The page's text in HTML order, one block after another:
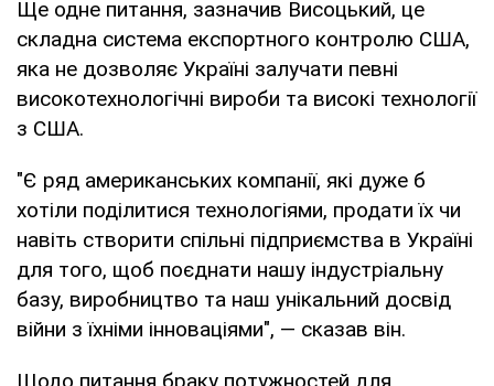
Ще одне питання, зазначив Висоцький, це
складна система експортного контролю США,
яка не дозволяє Україні залучати певні
високотехнологічні вироби та високі технології
з США.
"Є ряд американських компанії, які дуже б
хотіли поділитися технологіями, продати їх чи
навіть створити спільні підприємства в Україні
для того, щоб поєднати нашу індустріальну
базу, виробництво та наш унікальний досвід
війни з їхніми інноваціями", — сказав він.
Щодо питання браку потужностей для